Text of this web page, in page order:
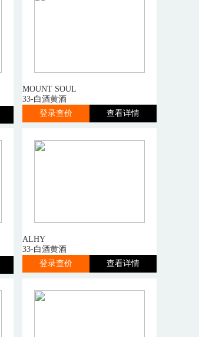
MOUNT SOUL
33-白酒黄酒
登录查价
查看详情
ALHY
33-白酒黄酒
登录查价
查看详情